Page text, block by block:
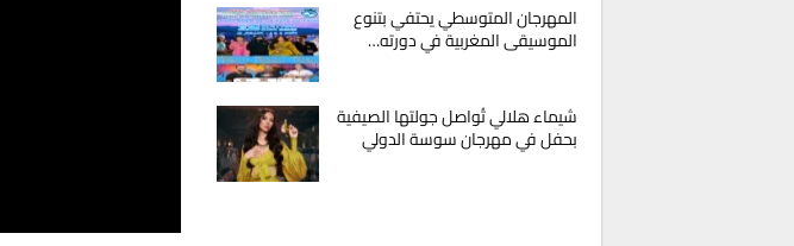
المهرجان المتوسطي يحتفي بتنوع
الموسيقى المغربية في دورته…
شيماء هلالي تُواصل جولتها الصيفية
بحفل في مهرجان سوسة الدولي